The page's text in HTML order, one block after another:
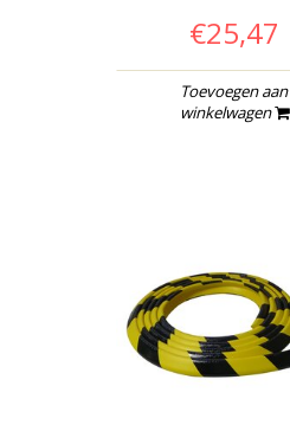
€25,47
Toevoegen aan
winkelwagen